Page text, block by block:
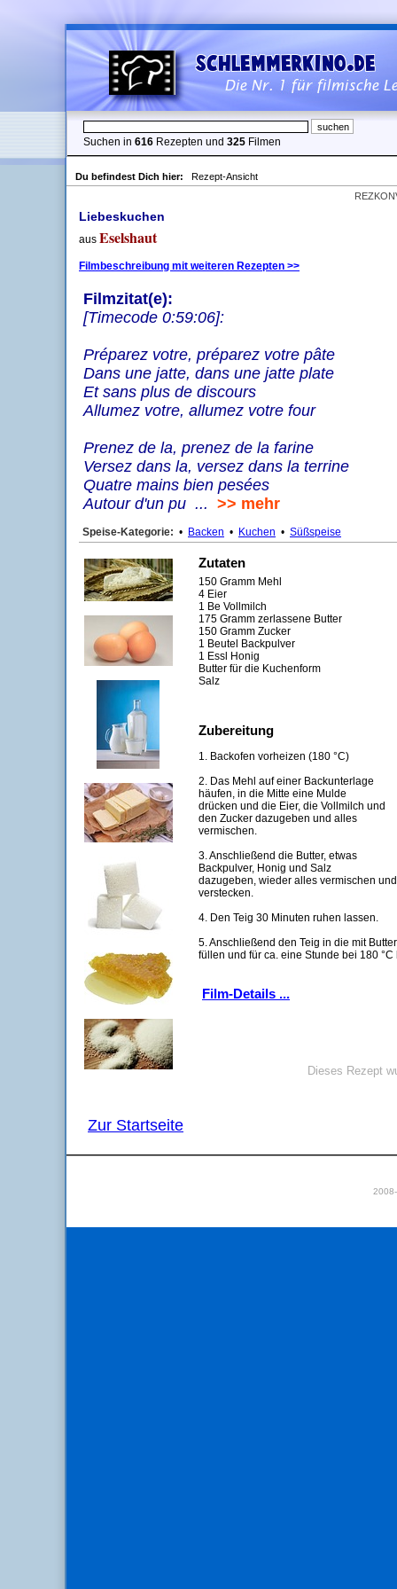
Suchen in 616 Rezepten und 325 Filmen
Du befindest Dich hier:
Rezept-Ansicht
Liebeskuchen
aus Eselshaut
Filmbeschreibung mit weiteren Rezepten >>
Filmzitat(e):
[Timecode 0:59:06]:
Préparez votre, préparez votre pâte
Dans une jatte, dans une jatte plate
Et sans plus de discours
Allumez votre, allumez votre four
Prenez de la, prenez de la farine
Versez dans la, versez dans la terrine
Quatre mains bien pesées
Autour d'un pu ... >> mehr
Speise-Kategorie: • Backen • Kuchen • Süßspeise
Zutaten
150 Gramm Mehl
4 Eier
1 Be Vollmilch
175 Gramm zerlassene Butter
150 Gramm Zucker
1 Beutel Backpulver
1 Essl Honig
Butter für die Kuchenform
Salz
Zubereitung
1. Backofen vorheizen (180 °C)
2. Das Mehl auf einer Backunterlage
häufen, in die Mitte eine Mulde
drücken und die Eier, die Vollmilch und
den Zucker dazugeben und alles
vermischen.
3. Anschließend die Butter, etwas
Backpulver, Honig und Salz
dazugeben, wieder alles vermischen
verstecken.
4. Den Teig 30 Minuten ruhen lassen.
5. Anschließend den Teig in die mit
füllen und für ca. eine Stunde bei 180 °C
Film-Details ...
Dieses Rezept
Zur Startseite